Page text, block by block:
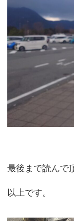
最後まで読んで
以上です。